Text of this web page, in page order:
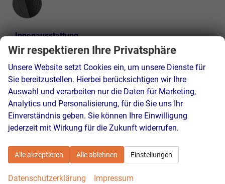
Innenausstattung
Schwarz
Beschreibung
Extras / Highlights:
Klimaautomatik
Lederlenkrad
Armlehne
Wir respektieren Ihre Privatsphäre
Unsere Website setzt Cookies ein, um unsere Dienste für
Sie bereitzustellen. Hierbei berücksichtigen wir Ihre
Auswahl und verarbeiten nur die Daten für Marketing,
Analytics und Personalisierung, für die Sie uns Ihr
Einverständnis geben. Sie können Ihre Einwilligung
jederzeit mit Wirkung für die Zukunft widerrufen.
Alle akzeptieren Alle ablehnen Einstellungen
Datenschutzerklärung Impressum